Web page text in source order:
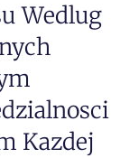
Wedlug
Kazdej